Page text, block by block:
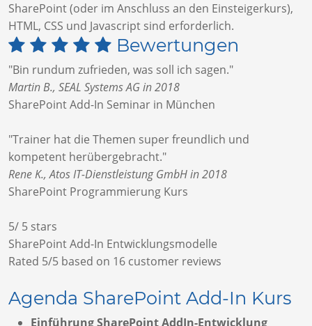
SharePoint (oder im Anschluss an den Einsteigerkurs),
HTML, CSS und Javascript sind erforderlich.
Bewertungen
"Bin rundum zufrieden, was soll ich sagen."
Martin B., SEAL Systems AG in 2018
SharePoint Add-In Seminar in München
"Trainer hat die Themen super freundlich und
kompetent herübergebracht."
Rene K., Atos IT-Dienstleistung GmbH in 2018
SharePoint Programmierung Kurs
5/ 5 stars
SharePoint Add-In Entwicklungsmodelle
Rated 5/5 based on 16 customer reviews
Agenda SharePoint Add-In Kurs
Einführung SharePoint AddIn-Entwicklung